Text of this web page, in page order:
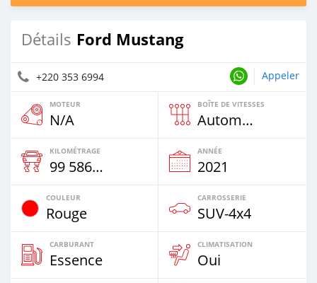
Détails Ford Mustang
+220 353 6994 Appeler
MOTEUR
N/A
BOÎTE DE VITESSES
Automatique
KILOMÉTRAGE
99 586 Km
ANNÉE
2021
COULEUR
Rouge
CARROSSERIE
SUV‒4x4
CARBURANT
Essence
CLIMATISATION
Oui